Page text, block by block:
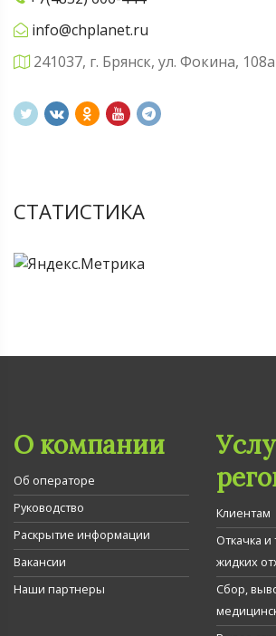
info@chplanet.ru
241037, г. Брянск, ул. Фокина, 108а
СТАТИСТИКА
О компании
Об операторе
Руководство
Раскрытие информации
Вакансии
Наши партнеры
Клиентам
Откачка
жидких
Сбор,